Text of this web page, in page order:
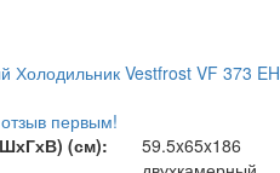
Холодильник Vestfrost VF 373 EH
первым!
(см):
59.5x65x186